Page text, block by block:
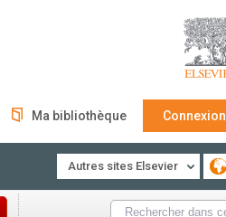
Ma bibliothèque Connexion
Autres sites Elsevier